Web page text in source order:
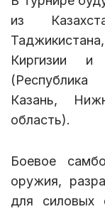
из
Киргизии
Казань,
область).
Боевое
оружия,
для